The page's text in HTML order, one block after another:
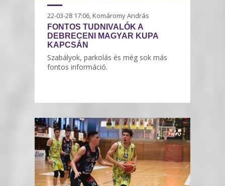
22-03-28 17:06, Komáromy András
FONTOS TUDNIVALÓK A
DEBRECENI MAGYAR KUPA
KAPCSÁN
Szabályok, parkolás és még sok más
fontos információ.